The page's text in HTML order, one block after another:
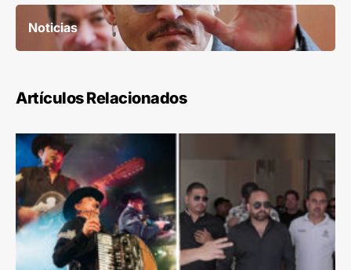
Noticias
Artículos Relacionados